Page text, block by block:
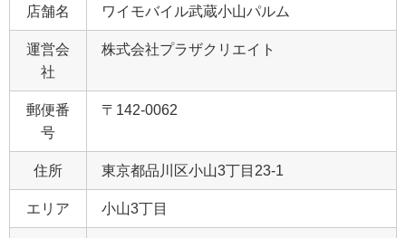
店舗名 ワイモバイル武蔵小山パルム
運営会
社
株式会社プラザクリエイト
郵便番
号
〒142-0062
住所 東京都品川区小山3丁目23‐1
エリア 小山3丁目